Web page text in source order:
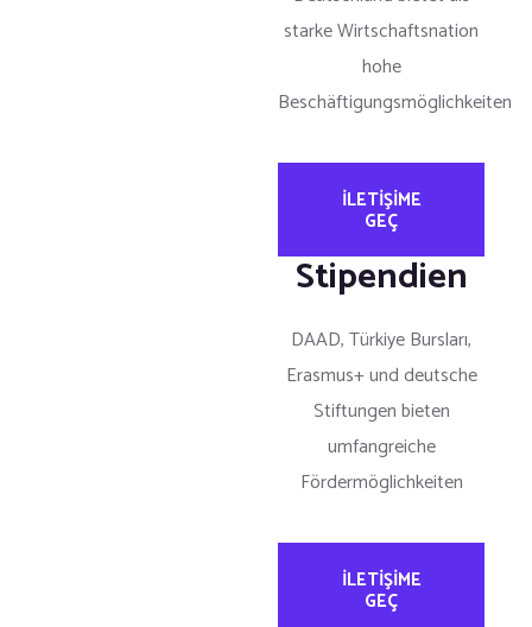
starke Wirtschaftsnation
hohe
Beschäftigungsmöglichkeiten
ILETIŞIME
GEÇ
Stipendien
DAAD, Türkiye Bursları,
Erasmus+ und deutsche
Stiftungen bieten
umfangreiche
Fördermöglichkeiten
ILETIŞIME
GEÇ